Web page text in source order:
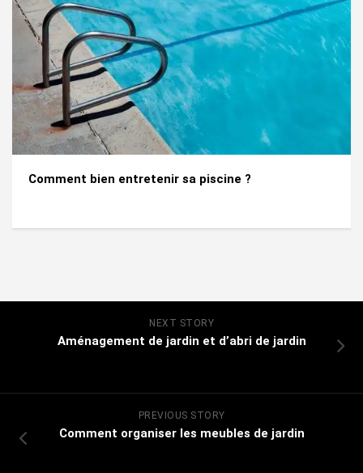
Comment bien entretenir sa piscine ?
NEXT STORY
Aménagement de jardin et d’abri de jardin
PREVIOUS STORY
Comment organiser les meubles de jardin